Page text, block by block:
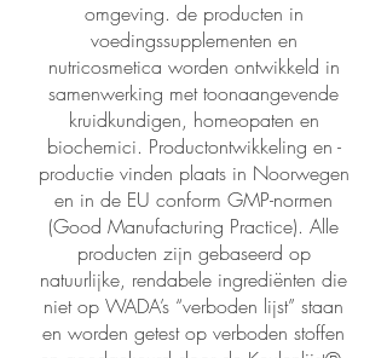
omgeving. de producten in
voedingssupplementen en
nutricosmetica worden ontwikkeld in
samenwerking met toonaangevende
kruidkundigen, homeopaten en
biochemici. Productontwikkeling en -
productie vinden plaats in Noorwegen
en in de EU conform GMP-normen
(Good Manufacturing Practice). Alle
producten zijn gebaseerd op
natuurlijke, rendabele ingrediënten die
niet op WADA’s “verboden lijst” staan
en worden getest op verboden stoffen